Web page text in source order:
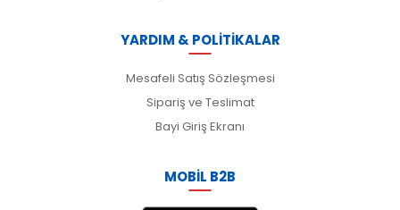
YARDIM & POLİTİKALAR
Mesafeli Satış Sözleşmesi
Sipariş ve Teslimat
Bayi Giriş Ekranı
MOBİL B2B